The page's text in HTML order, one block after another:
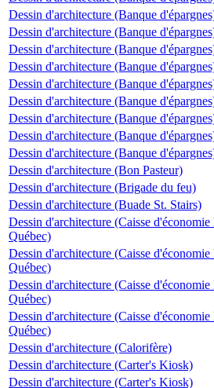
Dessin d'architecture (Banque
Dessin d'architecture (Banque
Dessin d'architecture (Banque
Dessin d'architecture (Banque
Dessin d'architecture (Banque
Dessin d'architecture (Banque
Dessin d'architecture (Banque
Dessin d'architecture (Banque
Dessin d'architecture (Banque
Dessin d'architecture (Bon Pasteur)
Dessin d'architecture (Brigade du feu)
Dessin d'architecture (Buade St. Stairs)
Dessin d'architecture (Caisse
Québec)
Dessin d'architecture (Caisse
Québec)
Dessin d'architecture (Caisse
Québec)
Dessin d'architecture (Caisse
Québec)
Dessin d'architecture (Calorifère)
Dessin d'architecture (Carter's Kiosk)
Dessin d'architecture (Carter's Kiosk)